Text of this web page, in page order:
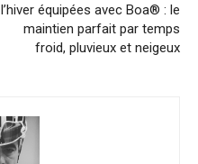
l’hiver équipées avec Boa® : le
maintien parfait par temps
froid, pluvieux et neigeux